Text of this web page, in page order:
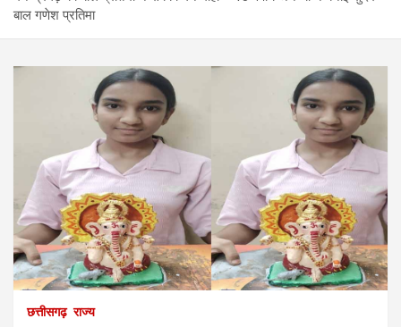
बाल गणेश प्रतिमा
छत्तीसगढ़ राज्य